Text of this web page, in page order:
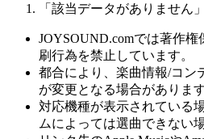
「該当データがありません」
JOYSOUND.comでは著作
刷行為を禁止しています。
都合により、楽曲情報/コン
が変更となる場合があります
対応機種が表示されている
ムによっては選曲できない